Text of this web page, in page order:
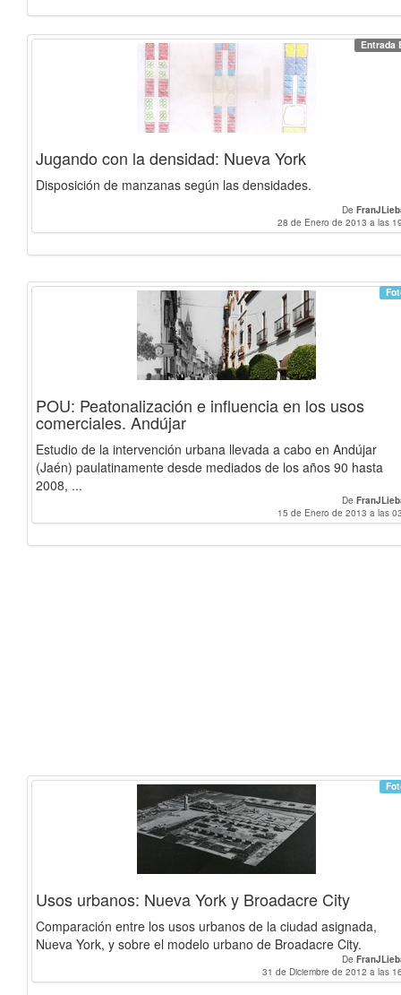
Entrada
Jugando con la densidad: Nueva York
Disposición de manzanas según las densidades.
De
28 de Enero de 2013 a las
POU: Peatonalización e influencia en los usos
comerciales. Andújar
Estudio de la intervención urbana llevada a cabo en Andújar
(Jaén) paulatinamente desde mediados de los años 90 hasta
2008, ...
De
15 de Enero de 2013 a las
Usos urbanos: Nueva York y Broadacre City
Comparación entre los usos urbanos de la ciudad asignada,
Nueva York, y sobre el modelo urbano de Broadacre City.
De
31 de Diciembre de 2012 a las